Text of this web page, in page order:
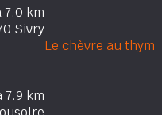
7.0 km
Sivry
Le chèvre au thym
7.9 km